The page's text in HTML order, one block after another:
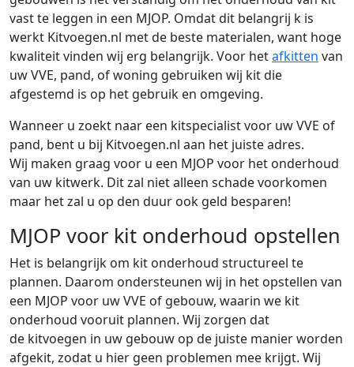
vast te leggen in een MJOP. Omdat dit belangrij k is
werkt Kitvoegen.nl met de beste materialen, want hoge
kwaliteit vinden wij erg belangrijk. Voor hetafkitten van
uw VVE, pand, of woning gebruiken wij kit die
afgestemd is op het gebruik en omgeving.
Wanneer u zoekt naar een kitspecialist voor uw VVE of
pand, bent u bij Kitvoegen.nl aan het juiste adres.
Wij maken graag voor u een MJOP voor het onderhoud
van uw kitwerk. Dit zal niet alleen schade voorkomen
maar het zal u op den duur ook geld besparen!
MJOP voor kit onderhoud opstellen
Het is belangrijk om kit onderhoud structureel te
plannen. Daarom ondersteunen wij in het opstellen van
een MJOP voor uw VVE of gebouw, waarin we kit
onderhoud vooruit plannen. Wij zorgen dat
de kitvoegen in uw gebouw op de juiste manier worden
afgekit, zodat u hier geen problemen mee krijgt. Wij